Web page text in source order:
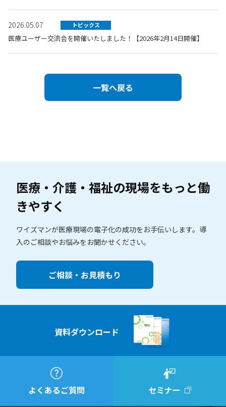
2026.05.07 トピックス
医療ユーザー交流会を開催いたしました！【2026年2月14日開催】
一覧へ戻る
医療・介護・福祉の現場をもっと働
きやすく
ワイズマンが医療現場の電子化の成功をお手伝いします。 導
入のご相談やお悩みをお聞かせください。
ご相談・お見積もり
資料ダウンロード
よくあるご質問 セミナー